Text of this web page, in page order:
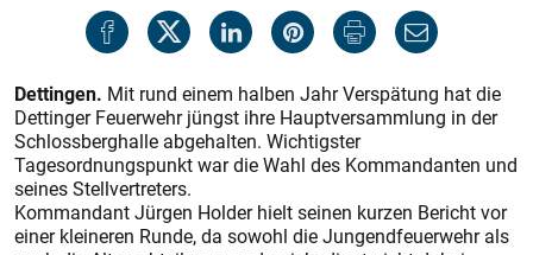
Dettingen. Mit rund einem halben Jahr Verspätung hat die
Dettinger Feuerwehr jüngst ihre Hauptversammlung in der
Schlossberghalle abgehalten. Wichtigster
Tagesordnungspunkt war die Wahl des Kommandanten und
seines Stellvertreters.
Kommandant Jürgen Holder hielt seinen kurzen Bericht vor
einer kleineren Runde, da sowohl die Jungendfeuerwehr als